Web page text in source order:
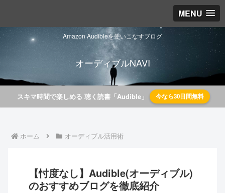
MENU
Amazon Audibleを使いこなすブログ
オーディブルNAVI
スキマ時間で楽しめる 聴く読書「Audible」 今なら30日間無料
ホーム オーディブル活用術
【忖度なし】Audible(オーディブル)
のおすすめブログを徹底紹介